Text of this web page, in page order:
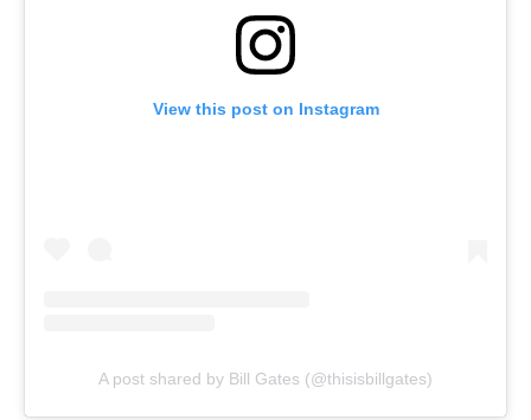
View this post on Instagram
A post shared by Bill Gates (@thisisbillgates)